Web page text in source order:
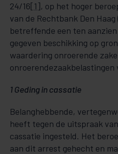
24/16[1], op het hoger
van de Rechtbank Den Haag
betreffende een ten
gegeven beschikking op
waardering onroerende
onroerendezaakbelastingen
1 Geding in cassatie
Belanghebbende,
heeft tegen de uitspraak
cassatie ingesteld. Het
aan dit arrest gehecht en